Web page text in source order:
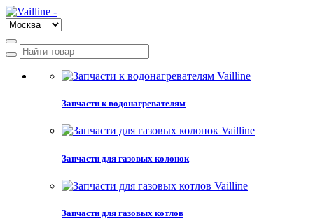
Запчасти к водонагревателям
Запчасти для газовых колонок
Запчасти для газовых котлов